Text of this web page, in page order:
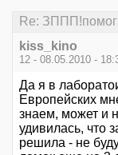
Re:
kiss_kino
12 - 08.05.2010 -
Да я в
Европейских
знаем, может и
удивилась, что
решила - не